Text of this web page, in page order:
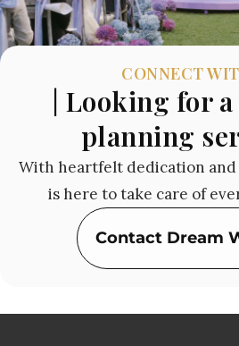
CONNECT
| Looking for
planning
With heartfelt dedication
is here to take care of
Contact Dream